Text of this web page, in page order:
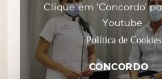
Clique em 'Concordo'
Youtube
Política de Cookies
CONCORDO